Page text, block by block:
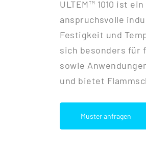
ULTEM™ 1010 ist
anspruchsvolle
Festigkeit und
sich besonders für
sowie
und bietet
Muster anfragen